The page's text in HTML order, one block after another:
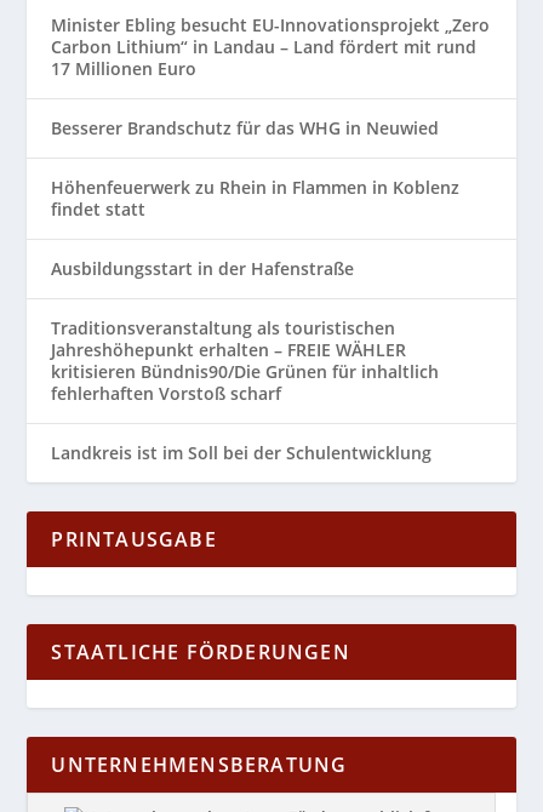
Minister Ebling besucht EU-Innovationsprojekt „Zero
Carbon Lithium“ in Landau – Land fördert mit rund
17 Millionen Euro
Besserer Brandschutz für das WHG in Neuwied
Höhenfeuerwerk zu Rhein in Flammen in Koblenz
findet statt
Ausbildungsstart in der Hafenstraße
Traditionsveranstaltung als touristischen
Jahreshöhepunkt erhalten – FREIE WÄHLER
kritisieren Bündnis90/Die Grünen für inhaltlich
fehlerhaften Vorstoß scharf
Landkreis ist im Soll bei der Schulentwicklung
PRINTAUSGABE
STAATLICHE FÖRDERUNGEN
UNTERNEHMENSBERATUNG